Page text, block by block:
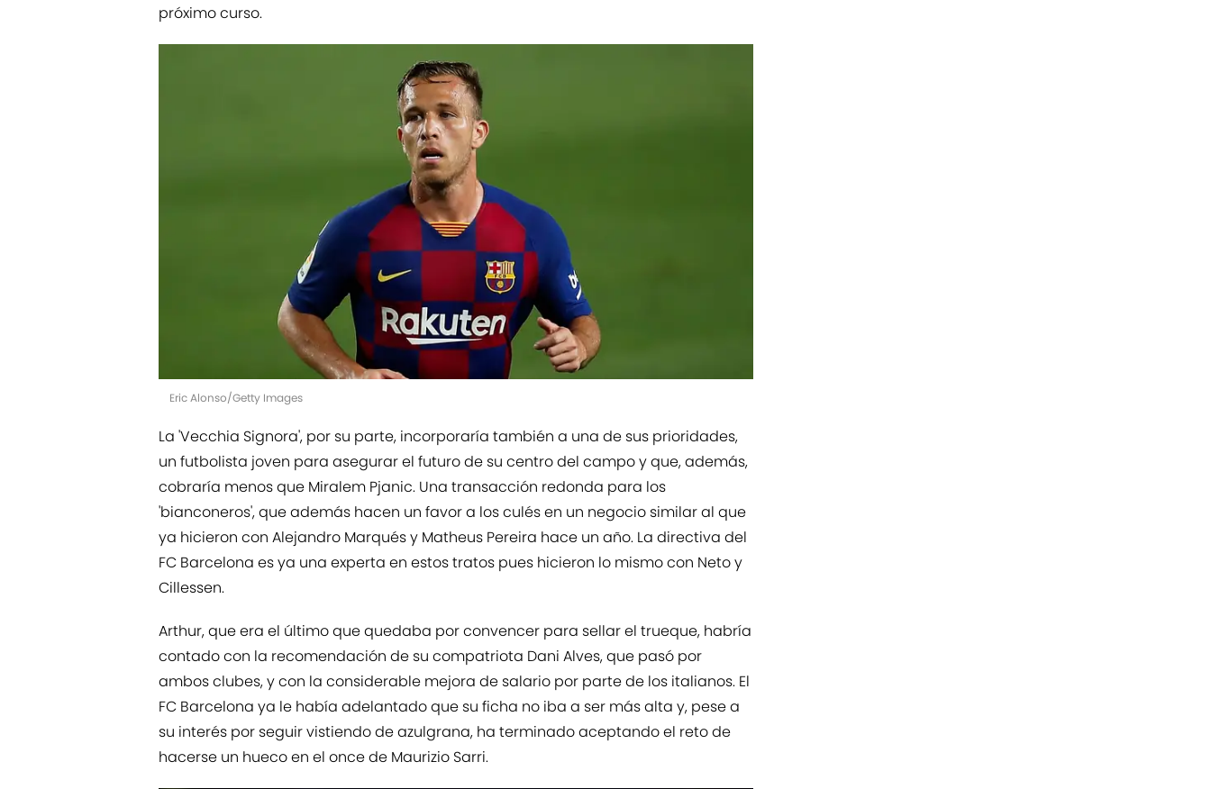
próximo curso.
Eric Alonso/Getty Images
La 'Vecchia Signora', por su parte, incorporaría también a una de sus prioridades,
un futbolista joven para asegurar el futuro de su centro del campo y que, además,
cobraría menos que Miralem Pjanic. Una transacción redonda para los
'bianconeros', que además hacen un favor a los culés en un negocio similar al que
ya hicieron con Alejandro Marqués y Matheus Pereira hace un año. La directiva del
FC Barcelona es ya una experta en estos tratos pues hicieron lo mismo con Neto y
Cillessen.
Arthur, que era el último que quedaba por convencer para sellar el trueque, habría
contado con la recomendación de su compatriota Dani Alves, que pasó por
ambos clubes, y con la considerable mejora de salario por parte de los italianos. El
FC Barcelona ya le había adelantado que su ficha no iba a ser más alta y, pese a
su interés por seguir vistiendo de azulgrana, ha terminado aceptando el reto de
hacerse un hueco en el once de Maurizio Sarri.